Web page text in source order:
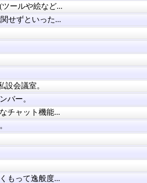
ールや絵など...
せずといった...
設会議室。
バー。
チャット機能...
もって逸般度...